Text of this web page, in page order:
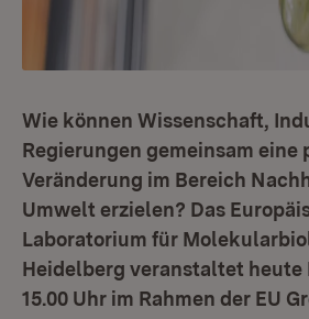
Wie können Wissenschaft,
Regierungen gemeinsam eine
Veränderung im Bereich
Umwelt erzielen? Das
Laboratorium für
Heidelberg veranstaltet heute
15.00 Uhr im Rahmen der EU